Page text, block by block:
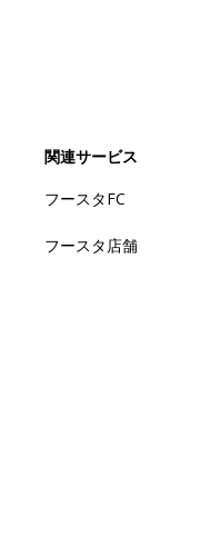
関連サービス
フースタFC
フースタ店舗